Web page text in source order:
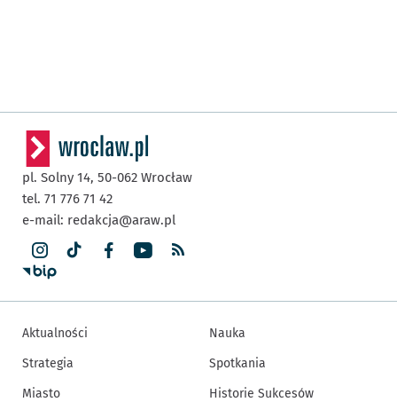
pl. Solny 14, 50-062 Wrocław
tel. 71 776 71 42
e-mail: redakcja@araw.pl
Aktualności
Strategia
Miasto
Nauka
Spotkania
Historie Sukcesów